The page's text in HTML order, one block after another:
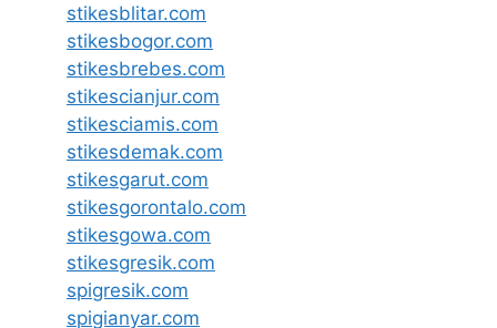
stikesblitar.com
stikesbogor.com
stikesbrebes.com
stikescianjur.com
stikesciamis.com
stikesdemak.com
stikesgarut.com
stikesgorontalo.com
stikesgowa.com
stikesgresik.com
spigresik.com
spigianyar.com